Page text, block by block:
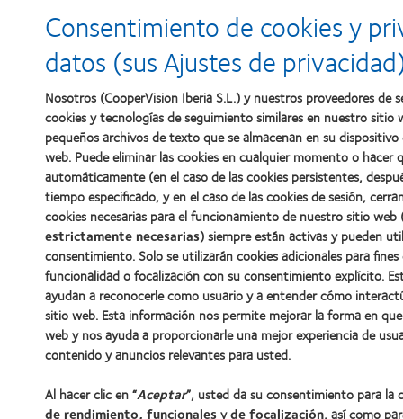
Consentimiento de cookies y
datos (sus Ajustes de
Nosotros (CooperVision Iberia S.L.) y nuestros proveedores de
cookies y tecnologías de seguimiento similares en nuestro sitio
pequeños archivos de texto que se almacenan en su
web. Puede eliminar las cookies en cualquier momento o hacer
automáticamente (en el caso de las cookies persistentes,
tiempo especificado, y en el caso de las cookies de sesión,
cookies necesarias para el funcionamiento de nuestro sitio web
estrictamente necesarias) siempre están activas y pueden
consentimiento. Solo se utilizarán cookies adicionales para
funcionalidad o focalización con su consentimiento explícito.
ayudan a reconocerle como usuario y a entender cómo
sitio web. Esta información nos permite mejorar la forma en
web y nos ayuda a proporcionarle una mejor experiencia de
contenido y anuncios relevantes para usted.
Al hacer clic en “Aceptar”, usted da su consentimiento para la
de rendimiento, funcionalesyde focalización, así como